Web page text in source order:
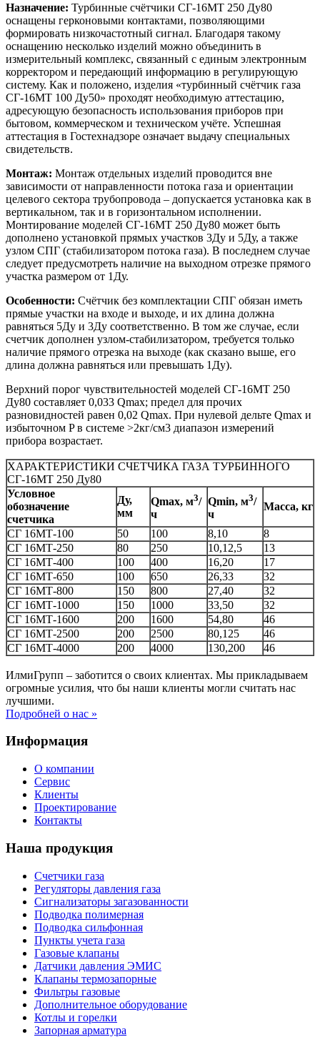
Назначение: Турбинные счётчики СГ-16МТ 250 Ду80
оснащены герконовыми контактами, позволяющими
формировать низкочастотный сигнал. Благодаря такому
оснащению несколько изделий можно объединить в
измерительный комплекс, связанный с единым электронным
корректором и передающий информацию в регулирующую
систему. Как и положено, изделия «турбинный счётчик газа
СГ-16МТ 100 Ду50» проходят необходимую аттестацию,
адресующую безопасность использования приборов при
бытовом, коммерческом и техническом учёте. Успешная
аттестация в Гостехнадзоре означает выдачу специальных
свидетельств.
Монтаж: Монтаж отдельных изделий проводится вне
зависимости от направленности потока газа и ориентации
целевого сектора трубопровода – допускается установка как в
вертикальном, так и в горизонтальном исполнении.
Монтирование моделей СГ-16МТ 250 Ду80 может быть
дополнено установкой прямых участков 3Ду и 5Ду, а также
узлом СПГ (стабилизатором потока газа). В последнем случае
следует предусмотреть наличие на выходном отрезке прямого
участка размером от 1Ду.
Особенности: Счётчик без комплектации СПГ обязан иметь
прямые участки на входе и выходе, и их длина должна
равняться 5Ду и 3Ду соответственно. В том же случае, если
счетчик дополнен узлом-стабилизатором, требуется только
наличие прямого отрезка на выходе (как сказано выше, его
длина должна равняться или превышать 1Ду).
Верхний порог чувствительностей моделей СГ-16МТ 250
Ду80 составляет 0,033 Qmax; предел для прочих
разновидностей равен 0,02 Qmax. При нулевой дельте Qmax и
избыточном P в системе >2кг/см3 диапазон измерений
прибора возрастает.
ХАРАКТЕРИСТИКИ СЧЕТЧИКА ГАЗА ТУРБИННОГО
СГ-16МТ 250 Ду80
Условное
обозначение
счетчика
Ду,
мм
Qmax, м3/
ч
Qmin, м3/
ч
Масса, кг
СГ 16МТ-100 50 100 8,10
8
СГ 16МТ-250
80 250 10,12,5
13
СГ 16МТ-400
100 400 16,20
17
СГ 16МТ-650
100 650 26,33
32
СГ 16МТ-800
150 800 27,40
32
СГ 16МТ-1000
150 1000 33,50
32
СГ 16МТ-1600
200 1600 54,80
46
СГ 16МТ-2500
200 2500 80,125
46
СГ 16МТ-4000
200 4000 130,200 46
ИлмиГрупп – заботится о своих клиентах. Мы прикладываем
огромные усилия, что бы наши клиенты могли считать нас
лучшими.
Подробней о нас »
Информация
О компании
Сервис
Клиенты
Проектирование
Контакты
Наша продукция
Счетчики газа
Регуляторы давления газа
Сигнализаторы загазованности
Подводка полимерная
Подводка сильфонная
Пункты учета газа
Газовые клапаны
Датчики давления ЭМИС
Клапаны термозапорные
Фильтры газовые
Дополнительное оборудование
Котлы и горелки
Запорная арматура